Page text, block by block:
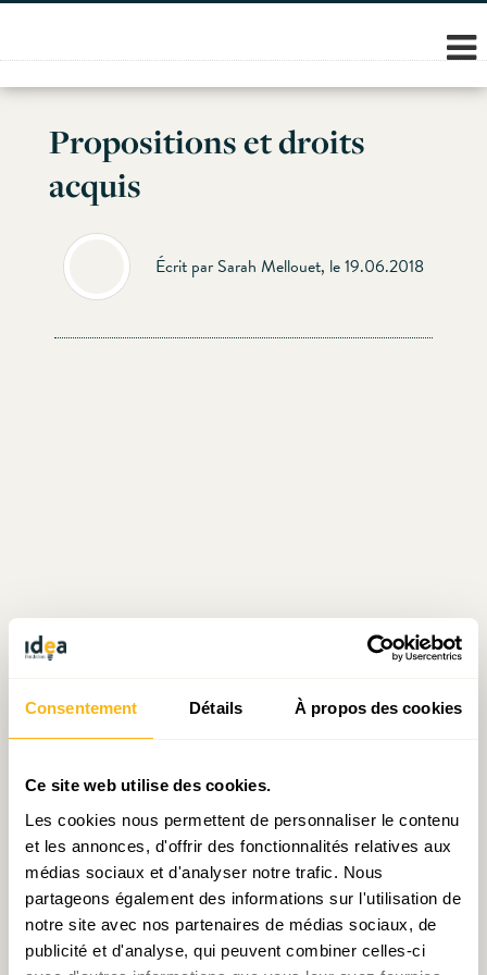
Consentement Détails À propos des cookies
Ce site web utilise des cookies.
Les cookies nous permettent de personnaliser le contenu
et les annonces, d'offrir des fonctionnalités relatives aux
médias sociaux et d'analyser notre trafic. Nous
partageons également des informations sur l'utilisation de
notre site avec nos partenaires de médias sociaux, de
publicité et d'analyse, qui peuvent combiner celles-ci
Skip
content
Propositions et droits
acquis
Écrit par Sarah Mellouet, le 19.06.2018
Écrit par Sarah Mellouet
le 19.06.2018
Prendre contact avec Sarah Mellouet